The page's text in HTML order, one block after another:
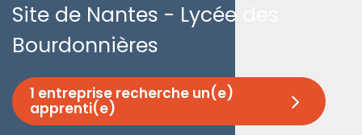
Site de Nantes - Lycée des
Bourdonnières
1 entreprise recherche un(e)
apprenti(e)